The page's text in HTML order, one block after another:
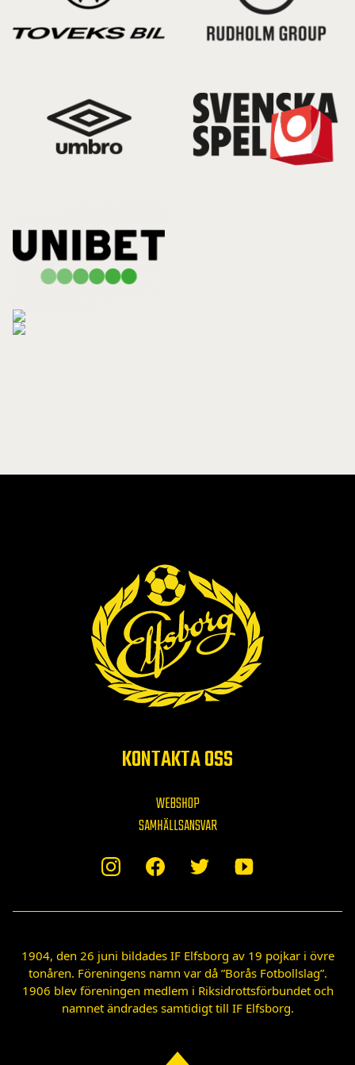
KONTAKTA OSS
WEBSHOP
SAMHÄLLSANSVAR
1904, den 26 juni bildades IF Elfsborg av 19 pojkar i övre
tonåren. Föreningens namn var då ”Borås Fotbollslag”.
1906 blev föreningen medlem i Riksidrottsförbundet och
namnet ändrades samtidigt till IF Elfsborg.